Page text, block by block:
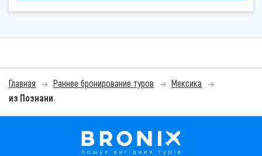
Главная Раннее бронирование туров
Мексика
из Познани